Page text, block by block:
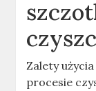
Zalety
procesie